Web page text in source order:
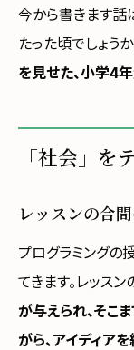
今から書きます話
たった頃でしょうか
を見せた、小学4
「社会」を
レッスンの合
プログラミングの
てきます。レッス
が与えられ、そこ
がら、アイディア